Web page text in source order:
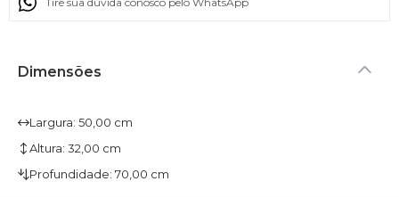
Dimensões
Largura: 50,00 cm
Altura: 32,00 cm
Profundidade: 70,00 cm